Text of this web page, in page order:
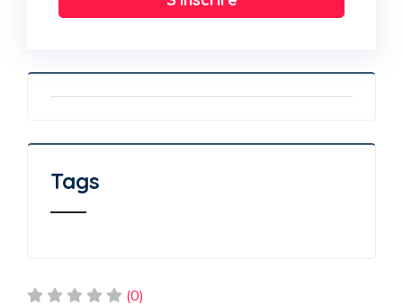
(0)
Tags